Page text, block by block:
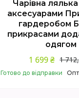
Чарівна
аксесуарами
гардеробом
прикрасами
одягом
1
1 699 ₴
Готово до відправки